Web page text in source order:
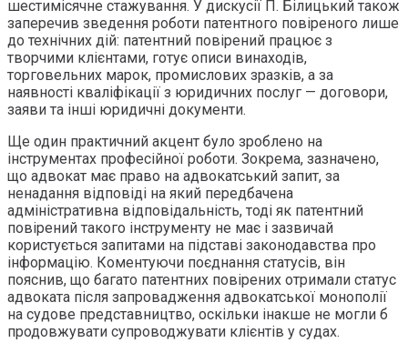
шестимісячне стажування. У дискусії П. Білицький також
заперечив зведення роботи патентного повіреного лише
до технічних дій: патентний повірений працює з
творчими клієнтами, готує описи винаходів,
торговельних марок, промислових зразків, а за
наявності кваліфікації з юридичних послуг — договори,
заяви та інші юридичні документи.
Ще один практичний акцент було зроблено на
інструментах професійної роботи. Зокрема, зазначено,
що адвокат має право на адвокатський запит, за
ненадання відповіді на який передбачена
адміністративна відповідальність, тоді як патентний
повірений такого інструменту не має і зазвичай
користується запитами на підставі законодавства про
інформацію. Коментуючи поєднання статусів, він
пояснив, що багато патентних повірених отримали статус
адвоката після запровадження адвокатської монополії
на судове представництво, оскільки інакше не могли б
продовжувати супроводжувати клієнтів у судах.